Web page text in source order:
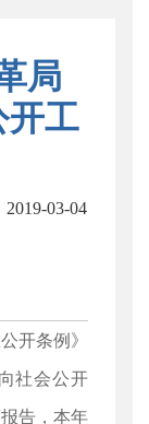
局
开工
03-04
开条例》
社会公开
告，本年